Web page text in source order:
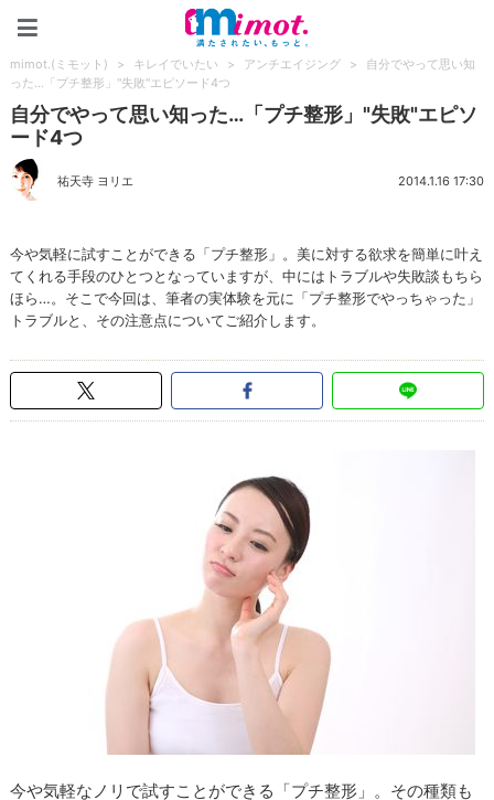
mimot.(ミモット) > キレイでいたい > アンチエイジング >
自分でやって思い知
った…「プチ整形」"失敗"エピソード4つ
自分でやって思い知った…「プチ整形」"失敗"エピソ
ード4つ
祐天寺 ヨリエ 2014.1.16 17:30
今や気軽に試すことができる「プチ整形」。美に対する欲求を簡単に叶え
てくれる手段のひとつとなっていますが、中にはトラブルや失敗談もちら
ほら…。そこで今回は、筆者の実体験を元に「プチ整形でやっちゃった」
トラブルと、その注意点についてご紹介します。
今や気軽なノリで試すことができる「プチ整形」。その種類も